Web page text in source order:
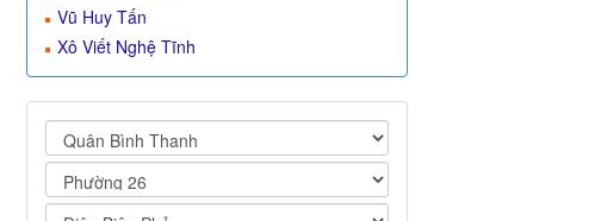
Vũ Huy Tấn
Xô Viết Nghệ Tĩnh